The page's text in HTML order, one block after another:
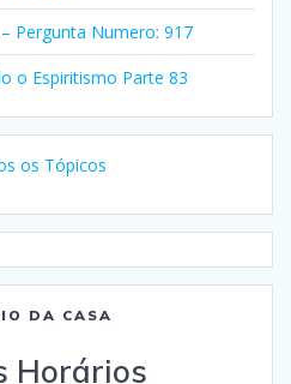
Pergunta Numero: 917
o Espiritismo Parte 83
os Tópicos
DA CASA
Horários